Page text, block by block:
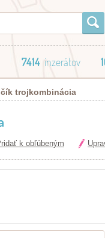
7414 inzerátov
trojkombinácia
k obľúbeným